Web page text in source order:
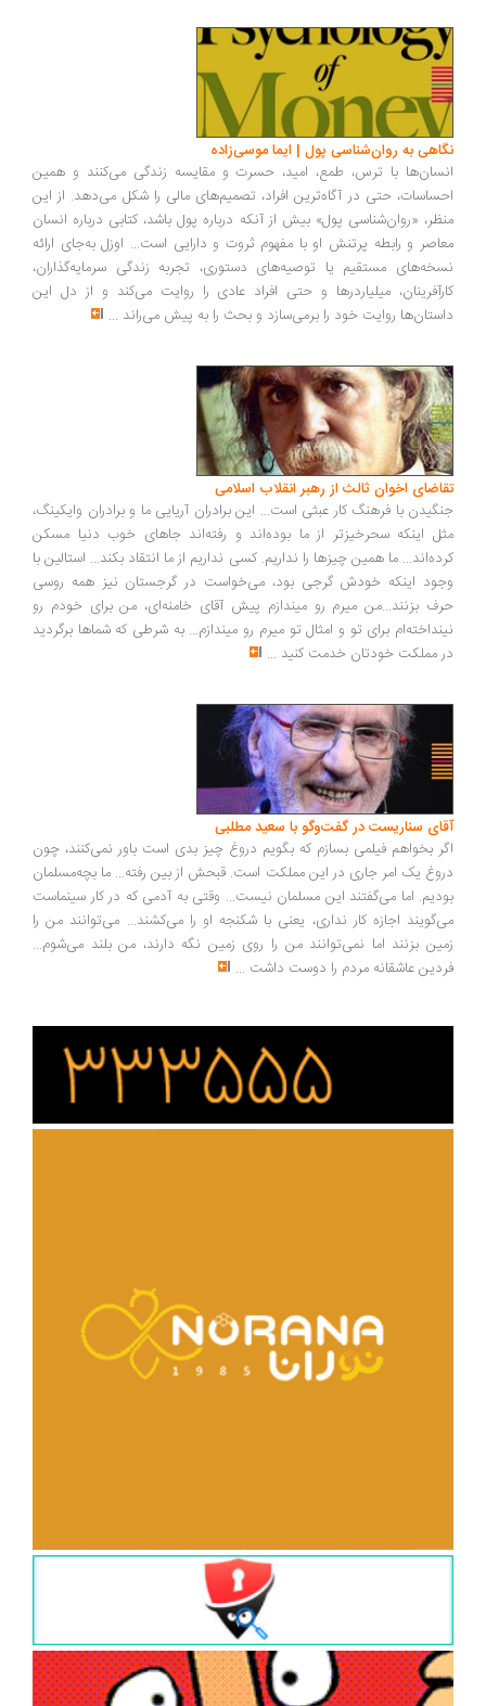
نگاهی به روان‌شناسی پول | ایما موسی‌زاده
انسان‌ها با ترس، طمع، امید، حسرت و مقایسه زندگی می‌کنند و همین
احساسات، حتی در آگاه‌ترین افراد، تصمیم‌های مالی را شکل می‌دهد. از این
منظر، «روان‌شناسی پول» بیش از آنکه درباره پول باشد، کتابی درباره انسان
معاصر و رابطه پرتنش او با مفهوم ثروت و دارایی است... اوزل به‌جای ارائه
نسخه‌های مستقیم یا توصیه‌های دستوری، تجربه زندگی سرمایه‌گذاران،
کارآفرینان، میلیاردرها و حتی افراد عادی را روایت می‌کند و از دل این
داستان‌ها روایت خود را برمی‌سازد و بحث را به پیش می‌راند ...
تقاضای اخوان ثالث از رهبر انقلاب اسلامی
جنگیدن با فرهنگ کار عبثی است... این برادران آریایی ما و برادران وایکینگ،
مثل اینکه سحرخیزتر از ما بوده‌اند و رفته‌اند جاهای خوب دنیا مسکن
کرده‌اند... ما همین چیزها را نداریم. کسی نداریم از ما انتقاد بکند... استالین با
وجود اینکه خودش گرجی بود، می‌خواست در گرجستان نیز همه روسی
حرف بزنند...من میرم رو میندازم پیش آقای خامنه‌ای، من برای خودم رو
نینداخته‌ام برای تو و امثال تو میرم رو میندازم... به شرطی که شماها برگردید
در مملکت خودتان خدمت کنید ...
آقای سناریست در گفت‌وگو با سعید مطلبی
اگر بخواهم فیلمی بسازم که بگویم دروغ چیز بدی است باور نمی‌کنند، چون
دروغ یک امر جاری در این مملکت است. قبحش از بین رفته... ما بچه‌مسلمان
بودیم. اما می‌گفتند این مسلمان نیست... وقتی به آدمی که در کار سینماست
می‌گویند اجازه کار نداری، یعنی با شکنجه او را می‌کشند... می‌توانند من را
زمین بزنند اما نمی‌توانند من را روی زمین نگه دارند، من بلند می‌شوم...
فردین عاشقانه مردم را دوست داشت ...